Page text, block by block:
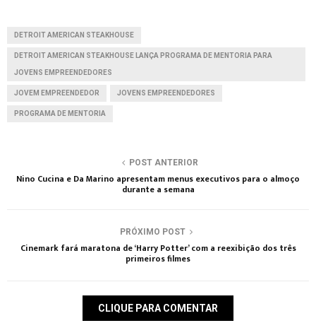
DETROIT AMERICAN STEAKHOUSE
DETROIT AMERICAN STEAKHOUSE LANÇA PROGRAMA DE MENTORIA PARA
JOVENS EMPREENDEDORES
JOVEM EMPREENDEDOR JOVENS EMPREENDEDORES
PROGRAMA DE MENTORIA
POST ANTERIOR
Nino Cucina e Da Marino apresentam menus executivos para o almoço
durante a semana
PRÓXIMO POST
Cinemark fará maratona de ‘Harry Potter’ com a reexibição dos três
primeiros filmes
CLIQUE PARA COMENTAR